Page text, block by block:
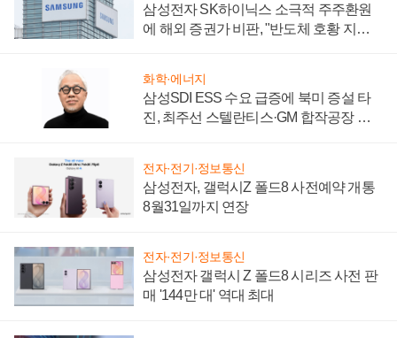
삼성전자 SK하이닉스 소극적 주주환원
에 해외 증권가 비판, "반도체 호황 지속
화학·에너지
삼성SDI ESS 수요 급증에 북미 증설 타
진, 최주선 스텔란티스·GM 합작공장 건
전자·전기·정보통신
삼성전자, 갤럭시Z 폴드8 사전예약 개통
8월31일까지 연장
전자·전기·정보통신
삼성전자 갤럭시 Z 폴드8 시리즈 사전 판
매 '144만 대' 역대 최대